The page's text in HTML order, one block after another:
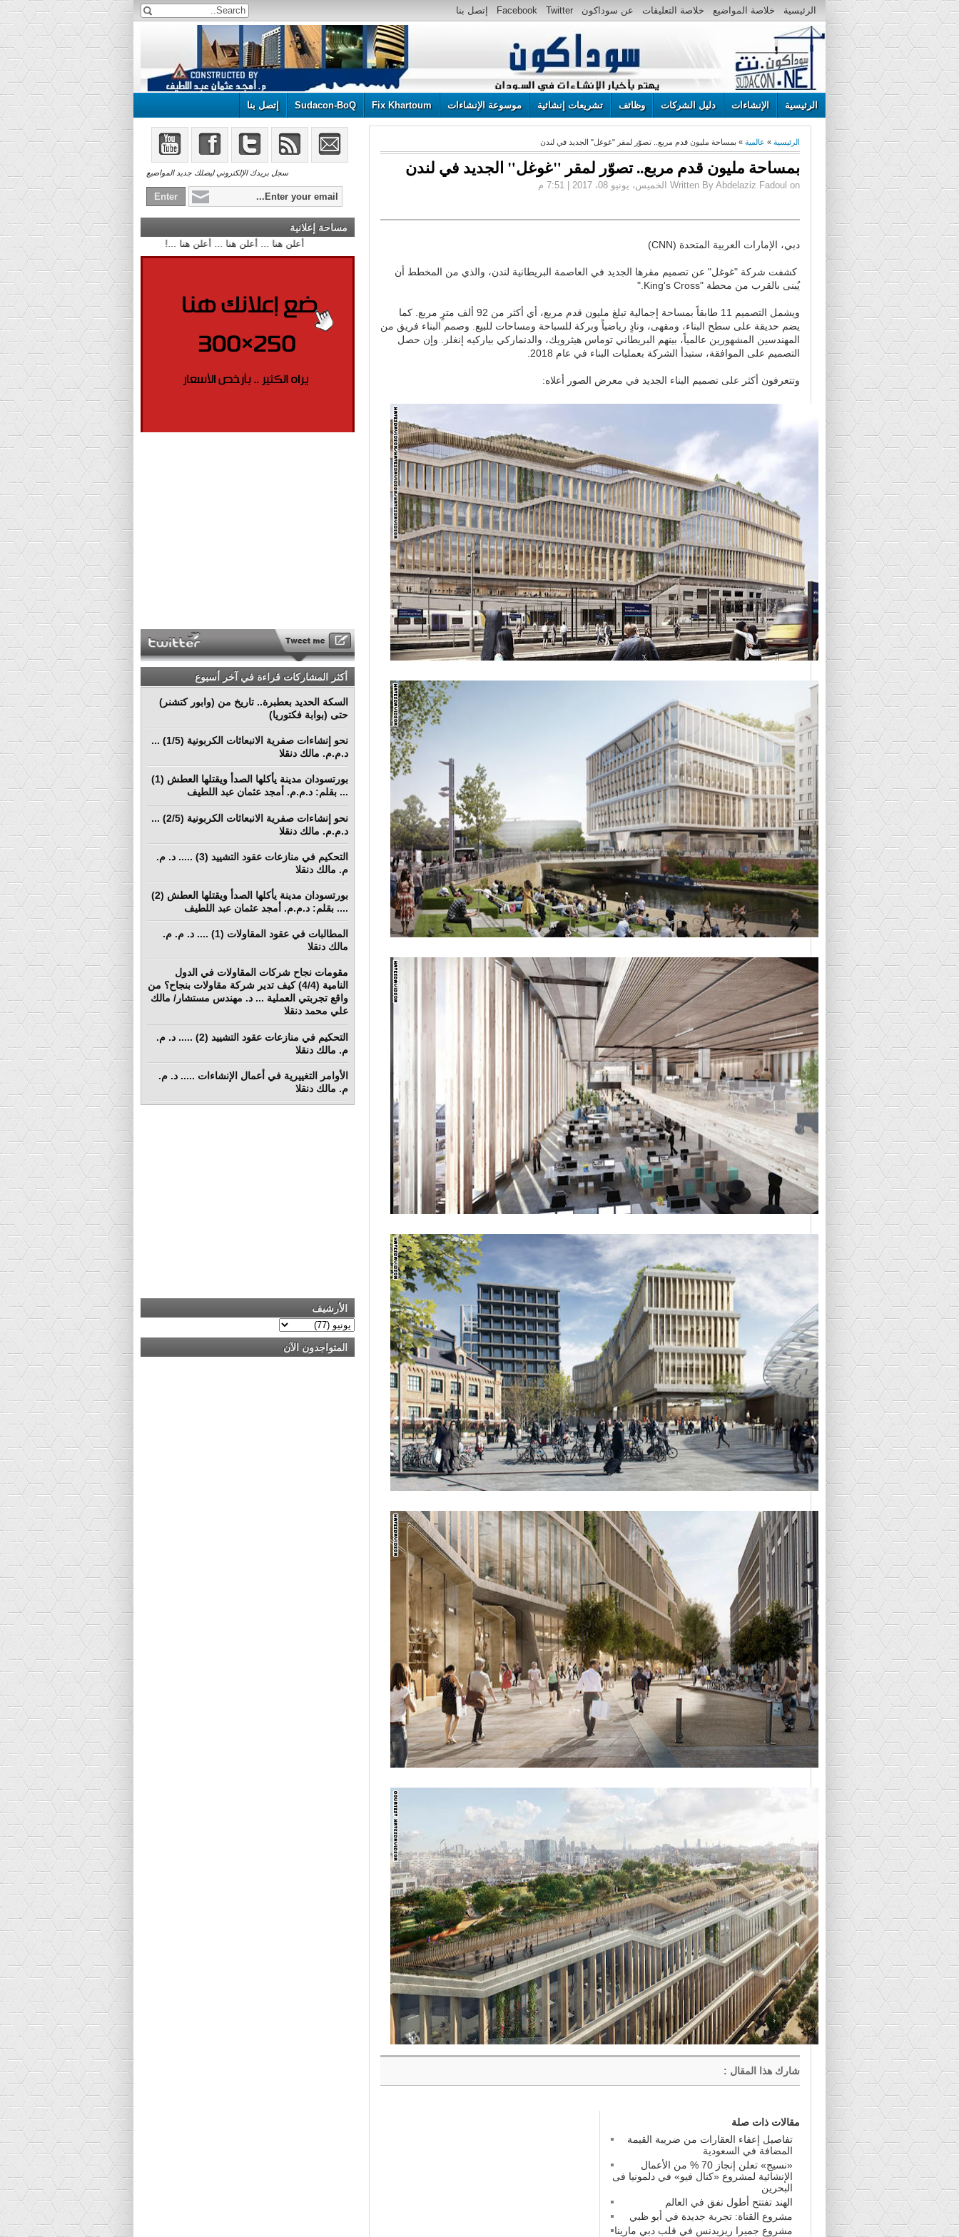
الرئيسية خلاصة المواضيع خلاصة التعليقات عن سوداكون Twitter
Facebook إتصل بنا
الرئيسية الإنشاءات دليل الشركات وظائف تشريعات إنشائية موسوعة الإنشاءات Fix Khartoum
Sudacon-BoQ إتصل بنا
الرئيسية » عالمية » بمساحة مليون قدم مربع.. تصوّر لمقر "غوغل" الجديد في لندن
بمساحة مليون قدم مربع.. تصوّر لمقر "غوغل" الجديد في لندن
Written By Abdelaziz Fadoul on الخميس، يونيو 08، 2017 | 7:51 م
دبي، الإمارات العربية المتحدة (CNN)
كشفت شركة "غوغل" عن تصميم مقرها الجديد في العاصمة البريطانية لندن، والذي من المخطط أن
يُبنى بالقرب من محطة "King's Cross."
ويشمل التصميم 11 طابقاً بمساحة إجمالية تبلغ مليون قدم مربع، أي أكثر من 92 ألف مترٍ مربع. كما
يضم حديقة على سطح البناء، ومقهى، ونادٍ رياضياً وبركة للسباحة ومساحات للبيع. وصمم البناء فريق من
المهندسين المشهورين عالمياً، بينهم البريطاني توماس هيثرويك، والدنماركي بياركيه إنغلز. وإن حصل
التصميم على الموافقة، ستبدأ الشركة بعمليات البناء في عام 2018.
وتتعرفون أكثر على تصميم البناء الجديد في معرض الصور أعلاه:
شارك هذا المقال :
مقالات ذات صلة
تفاصيل إعفاء العقارات من ضريبة القيمة
المضافة في السعودية
«نسيج» تعلن إنجاز 70 % من الأعمال
الإنشائية لمشروع «كنال فيو» في دلمونيا فى
البحرين
الهند تفتتح أطول نفق في العالم
مشروع القناة: تجربة جديدة في أبو ظبي
مشروع جميرا ريزيدنس في قلب دبي مارينا
سجل بريدك الإلكتروني ليصلك جديد المواضيع
مساحة إعلانية
أعلن هنا ... أعلن هنا ... أعلن هنا ...!
أكثر المشاركات قراءة في آخر أسبوع
السكة الحديد بعطبرة.. تاريخ من (وابور كتشنر)
حتى (بوابة فكتوريا)
نحو إنشاءات صفرية الانبعاثات الكربونية (1/5) ...
د.م.م. مالك دنقلا
بورتسودان مدينة يأكلها الصدأ ويقتلها العطش (1)
... بقلم: د.م.م. أمجد عثمان عبد اللطيف
نحو إنشاءات صفرية الانبعاثات الكربونية (2/5) ...
د.م.م. مالك دنقلا
التحكيم في منازعات عقود التشييد (3) ..... د. م.
م. مالك دنقلا
بورتسودان مدينة يأكلها الصدأ ويقتلها العطش (2)
.... بقلم: د.م.م. أمجد عثمان عبد اللطيف
المطالبات في عقود المقاولات (1) .... د. م. م.
مالك دنقلا
مقومات نجاح شركات المقاولات في الدول
النامية (4/4) كيف تدير شركة مقاولات بنجاح؟ من
واقع تجربتي العملية ... د. مهندس مستشار/ مالك
علي محمد دنقلا
التحكيم في منازعات عقود التشييد (2) ..... د. م.
م. مالك دنقلا
الأوامر التغييرية في أعمال الإنشاءات ..... د. م.
م. مالك دنقلا
الأرشيف
المتواجدون الآن